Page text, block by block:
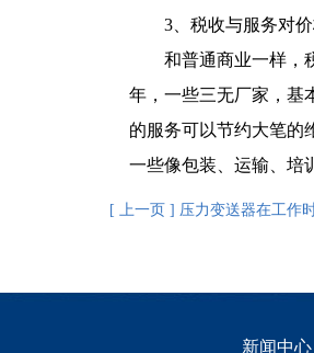
3、税收与服务对价
和普通商业一样，税
年，一些三无厂家，基
的服务可以节约大笔的
一些像包装、运输、培
[ 上一页 ] 压力变送器在工作
新闻中心